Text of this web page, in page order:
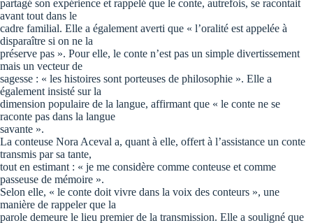
partagé son expérience et rappelé que le conte, autrefois, se racontait
avant tout dans le
cadre familial. Elle a également averti que « l’oralité est appelée à
disparaître si on ne la
préserve pas ». Pour elle, le conte n’est pas un simple divertissement
mais un vecteur de
sagesse : « les histoires sont porteuses de philosophie ». Elle a
également insisté sur la
dimension populaire de la langue, affirmant que « le conte ne se
raconte pas dans la langue
savante ».
La conteuse Nora Aceval a, quant à elle, offert à l’assistance un conte
transmis par sa tante,
tout en estimant : « je me considère comme conteuse et comme
passeuse de mémoire ».
Selon elle, « le conte doit vivre dans la voix des conteurs », une
manière de rappeler que la
parole demeure le lieu premier de la transmission. Elle a souligné que